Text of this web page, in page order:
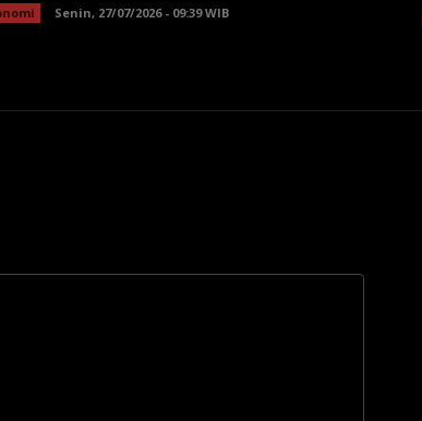
Senin, 27/07/2026 - 09:39 WIB